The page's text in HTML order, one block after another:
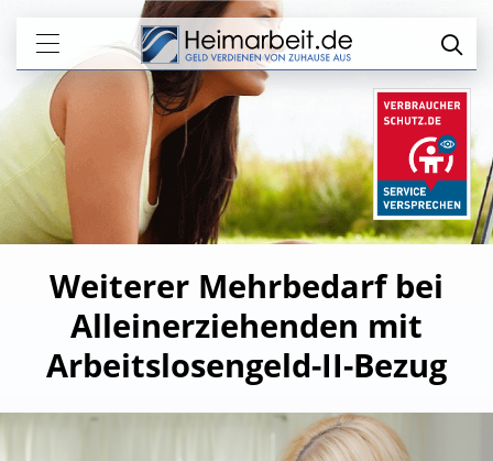
Weiterer Mehrbedarf bei
Alleinerziehenden mit
Arbeitslosengeld-II-Bezug